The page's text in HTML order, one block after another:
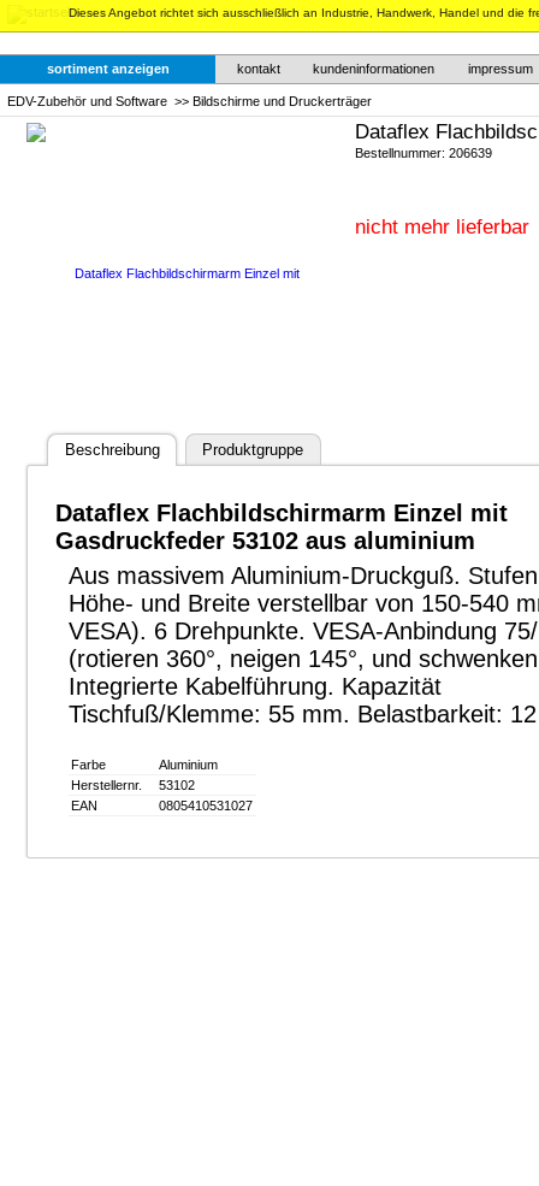
Dieses Angebot richtet sich ausschließlich an Industrie, Handwerk, Handel und die
sortiment anzeigen kontakt kundeninformationen impressum
EDV-Zubehör und Software>> Bildschirme und Druckerträger
Dataflex
Bestellnummer: 206639
nicht mehr lieferbar
Beschreibung Produktgruppe
Dataflex Flachbildschirmarm Einzel mit
Gasdruckfeder 53102 aus aluminium
Aus massivem Aluminium-Druckguß.
Höhe- und Breite verstellbar von 150-540
VESA). 6 Drehpunkte. VESA-Anbindung
(rotieren 360°, neigen 145°, und
Integrierte Kabelführung. Kapazität
Tischfuß/Klemme: 55 mm. Belastbarkeit:
Farbe
Aluminium
Herstellernr.
53102
EAN
0805410531027